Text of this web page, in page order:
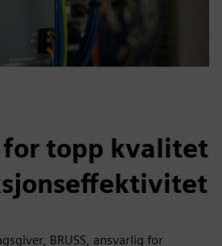
for topp kvalitet
BRUSS, ansvarlig for